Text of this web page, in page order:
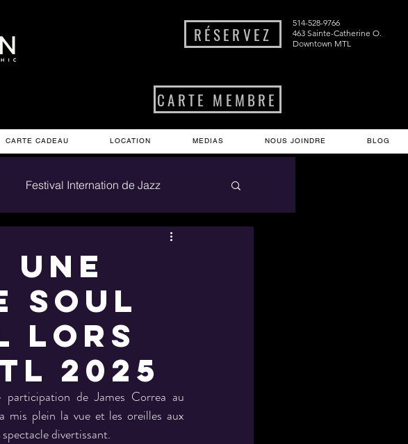
RÉSERVEZ
514-528-9766
463 Sainte-Catherine O.
Downtown MTL
CARTE MEMBRE
CARTE CADEAU LOCATION MEDIAS NOUS JOINDRE BLOG
Festival Internation de Jazz
une
soul
lors
2025
de James Correa au
mis plein la vue et les oreilles aux
divertissant.